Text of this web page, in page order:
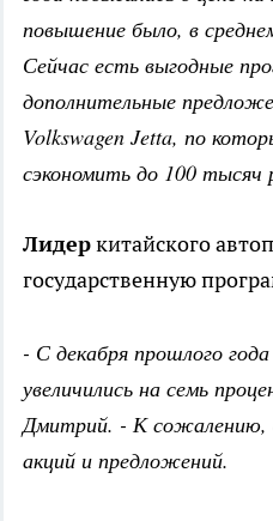
повышение было, в
Сейчас есть выгодные
дополнительные
Volkswagen Jetta, по
сэкономить до 100 тысяч
Лидеркитайского
государственную
- С декабря прошлого
увеличились на семь
Дмитрий. - К сожалению,
акций и предложений.